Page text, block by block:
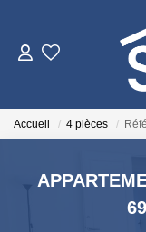
Accueil 4 pièces